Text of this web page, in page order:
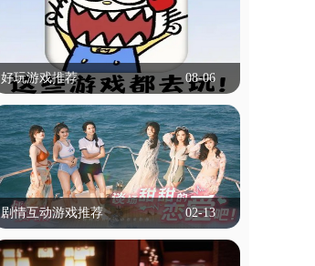
好玩游戏推荐 08-06
好玩游戏推荐
什么游戏比较好玩,可以推荐吗？本专题
就帮大家解决这个困扰，专题里的游戏有
冒险类，动作类等等，都是不需要实名认
证就能玩的，为学生用户带来了便捷！
立即查看
剧情互动游戏推荐
02-13
剧情互动游戏推荐